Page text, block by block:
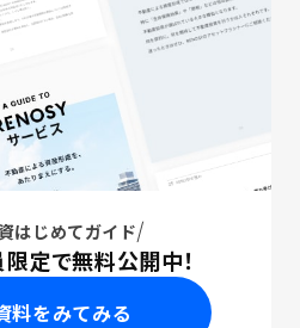
はじめてガイド
定で無料公開中！
料をみてみる